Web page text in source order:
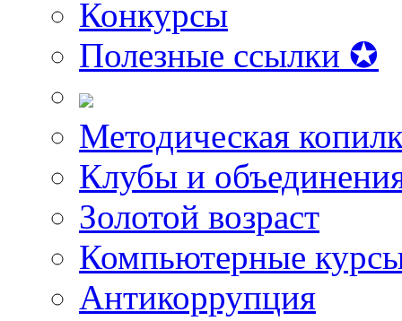
Конкурсы
Полезные ссылки ✪
Методическая
Клубы и
Золотой возраст
Компьютерные
Антикоррупция